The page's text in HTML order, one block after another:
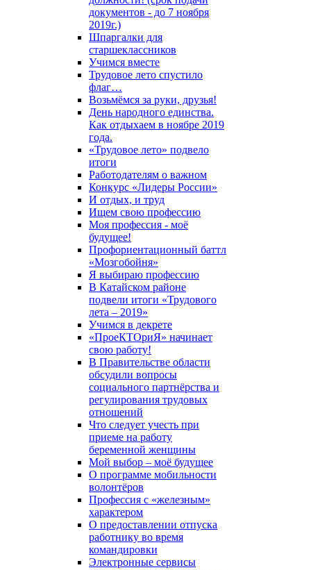
документов - до 7 ноября
2019г.)
Шпаргалки для
старшеклассников
Учимся вместе
Трудовое лето спустило
флаг…
Возьмёмся за руки, друзья!
День народного единства.
Как отдыхаем в ноябре 2019
года.
«Трудовое лето» подвело
итоги
Работодателям о важном
Конкурс «Лидеры России»
И отдых, и труд
Ищем свою профессию
Моя профессия - моё
будущее!
Профориентационный баттл
«Мозгобойня»
Я выбираю профессию
В Катайском районе
подвели итоги «Трудового
лета – 2019»
Учимся в декрете
«ПроеКТОриЯ» начинает
свою работу!
В Правительстве области
обсудили вопросы
социального партнёрства и
регулирования трудовых
отношений
Что следует учесть при
приеме на работу
беременной женщины
Мой выбор – моё будущее
О программе мобильности
волонтёров
Профессия с «железным»
характером
О предоставлении отпуска
работнику во время
командировки
Электронные сервисы